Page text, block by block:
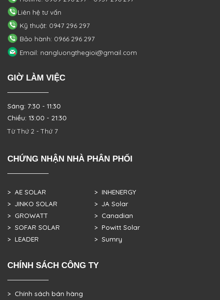
Liên hệ tư vấn
Kỹ thuật: 0947 296 297
Bảo hành: 0966 296 297
Email: nangluongthegioi@gmail.com
GIỜ LÀM VIỆC
Sáng: 7:30 - 11:30
Chiều: 13:00 - 21:30
Từ Thứ 2 - Thứ 7
CHỨNG NHẬN NHÀ PHÂN PHỐI
> AE SOLAR
> JINKO SOLAR
> GROWATT
> SOFAR SOLAR
> LEADER
> INHENERGY
> JA Solar
> Canadian
> Powitt Solar
> Sumry
CHÍNH SÁCH CÔNG TY
> Chính sách bán hàng